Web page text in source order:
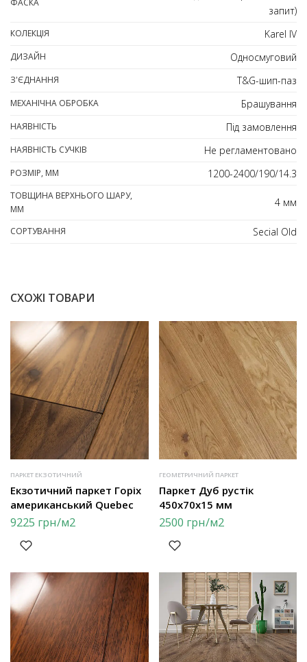
ФАСКА
запит)
КОЛЕКЦІЯ Karel IV
ДИЗАЙН Односмуговий
З'ЄДНАННЯ T&G-шип-паз
МЕХАНІЧНА ОБРОБКА Брашування
НАЯВНІСТЬ Під замовлення
НАЯВНІСТЬ СУЧКІВ Не регламентовано
РОЗМІР, ММ 1200-2400/190/14.3
ТОВЩИНА ВЕРХНЬОГО ШАРУ,
ММ
4 мм
СОРТУВАННЯ Secial Old
СХОЖІ ТОВАРИ
ПАРКЕТ ЕКЗОТИЧНИЙ
Екзотичний паркет Горіх
американський Quebec
9225 грн/м2
ГЕОМЕТРИЧНИЙ ПАРКЕТ
Паркет Дуб рустік
450х70х15 мм
2500 грн/м2